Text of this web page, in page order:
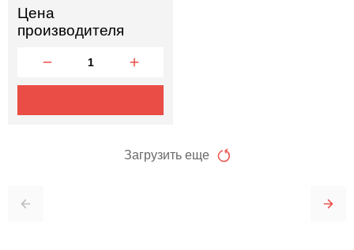
Цена
производителя
Загрузить еще